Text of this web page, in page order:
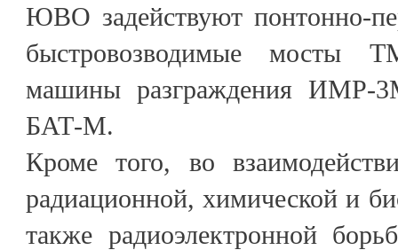
ЮВО задействуют понтонно-
быстровозводимые мосты
машины разграждения ИМР-
БАТ-М.
Кроме того, во
радиационной, химической и
также радиоэлектронной